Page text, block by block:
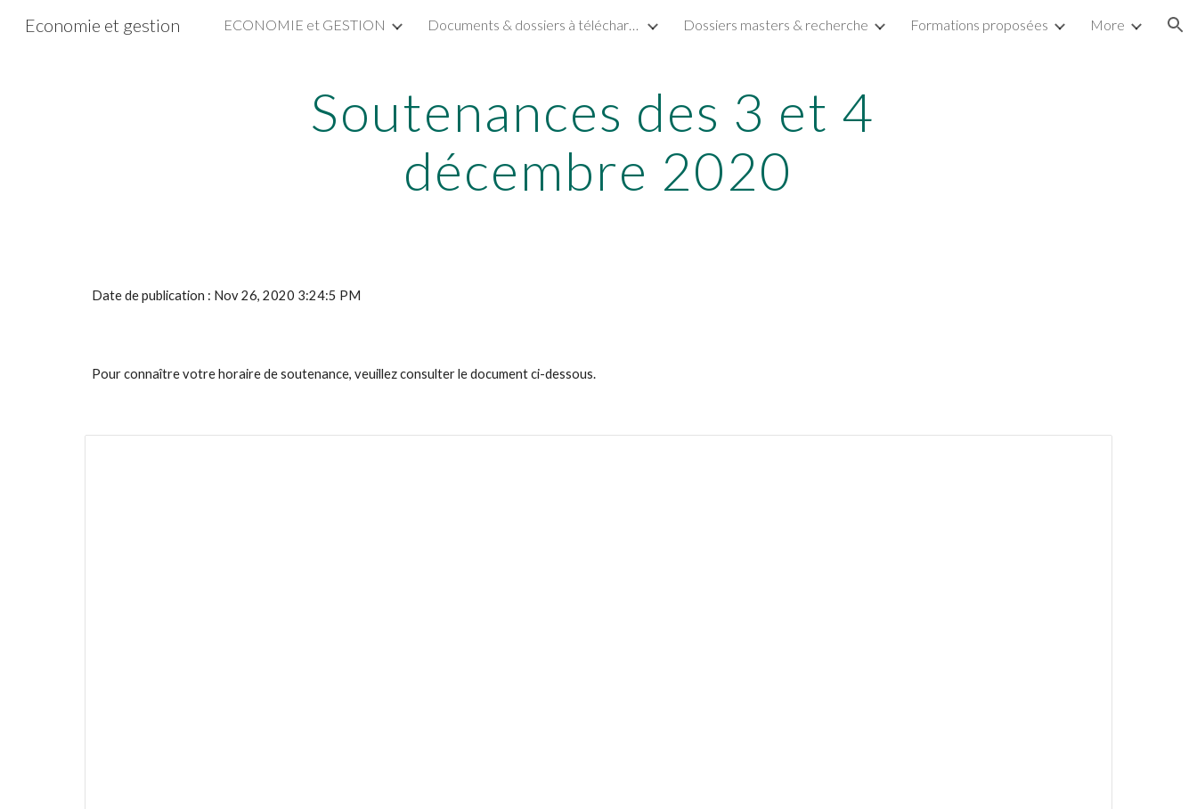
Skip to main content Skip to navigation
Economie et gestion ECONOMIE et GESTION Documents & dossiers à télécharger Dossiers masters & recherche Formations proposées More
Soutenances des 3 et 4
décembre 2020
Date de publication : Nov 26, 2020 3:24:5 PM
Pour connaître votre horaire de soutenance, veuillez consulter le document ci-dessous.